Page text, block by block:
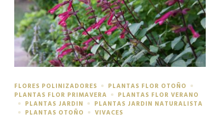
FLORES POLINIZADORES
PLANTAS FLOR OTOÑO
PLANTAS FLOR PRIMAVERA
PLANTAS FLOR VERANO
PLANTAS JARDIN
PLANTAS JARDIN NATURALISTA
PLANTAS OTOÑO
VIVACES